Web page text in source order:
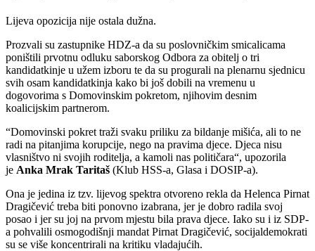
Lijeva opozicija nije ostala dužna.
Prozvali su zastupnike HDZ-a da su poslovničkim smicalicama
poništili prvotnu odluku saborskog Odbora za obitelj o tri
kandidatkinje u užem izboru te da su progurali na plenarnu sjednicu
svih osam kandidatkinja kako bi još dobili na vremenu u
dogovorima s Domovinskim pokretom, njihovim desnim
koalicijskim partnerom.
“Domovinski pokret traži svaku priliku za bildanje mišića, ali to ne
radi na pitanjima korupcije, nego na pravima djece. Djeca nisu
vlasništvo ni svojih roditelja, a kamoli nas političara“, upozorila
je Anka Mrak Taritaš (Klub HSS-a, Glasa i DOSIP-a).
Ona je jedina iz tzv. lijevog spektra otvoreno rekla da Helenca Pirnat
Dragičević treba biti ponovno izabrana, jer je dobro radila svoj
posao i jer su joj na prvom mjestu bila prava djece. Iako su i iz SDP-
a pohvalili osmogodišnji mandat Pirnat Dragičević, socijaldemokrati
su se više koncentrirali na kritiku vladajućih.